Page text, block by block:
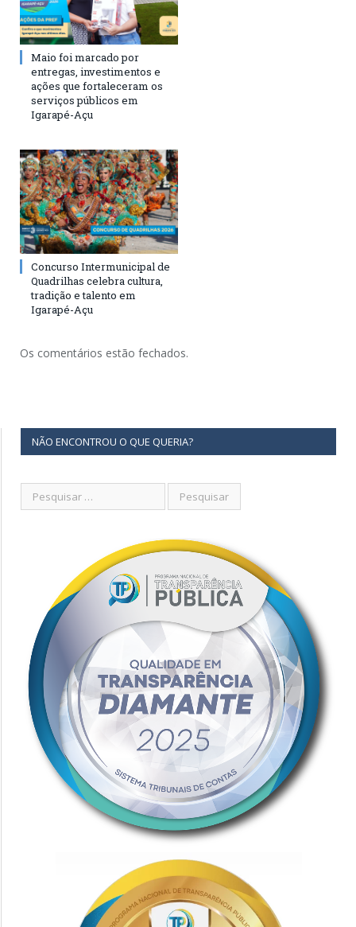
Maio foi marcado por
entregas, investimentos e
ações que fortaleceram os
serviços públicos em
Igarapé-Açu
Concurso Intermunicipal de
Quadrilhas celebra cultura,
tradição e talento em
Igarapé-Açu
Os comentários estão fechados.
NÃO ENCONTROU O QUE QUERIA?